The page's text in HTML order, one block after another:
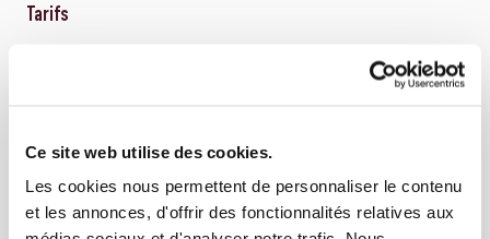
Ce site web utilise des cookies.
Les cookies nous permettent de personnaliser le contenu
et les annonces, d'offrir des fonctionnalités relatives aux
Tarifs